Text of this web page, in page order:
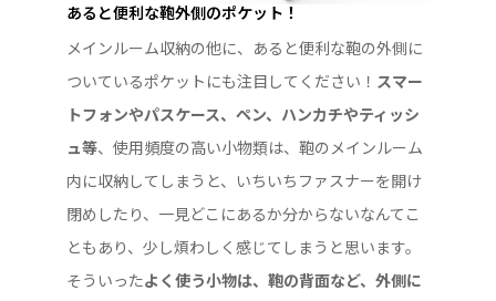
あると便利な鞄外側のポケット！
メインルーム収納の他に、あると便利な鞄の外側に
ついているポケットにも注目してください！ スマー
トフォンやパスケース、ペン、ハンカチやティッシ
ュ等、使用頻度の高い小物類は、鞄のメインルーム
内に収納してしまうと、いちいちファスナーを開け
閉めしたり、一見どこにあるか分からないなんてこ
ともあり、少し煩わしく感じてしまうと思います。
そういったよく使う小物は、鞄の背面など、外側に